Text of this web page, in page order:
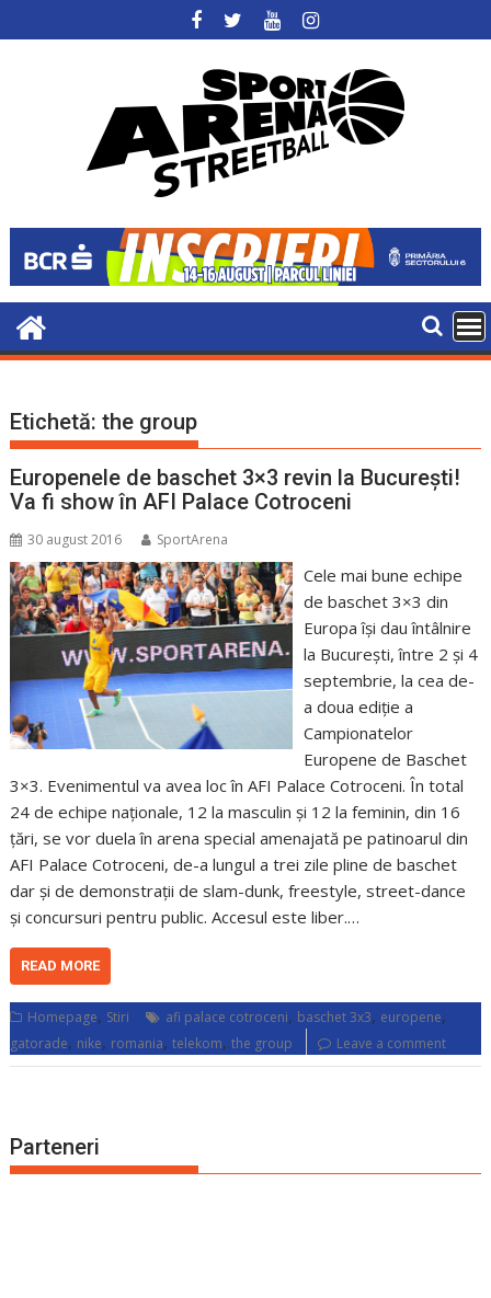
to
Etichetă:the group
Europenele de baschet 3×3 revin la București!
Va fi show în AFI Palace Cotroceni
30 august 2016 SportArena
Cele mai bune echipe
de baschet 3×3 din
Europa își dau întâlnire
la București, între 2 și 4
septembrie, la cea de-
a doua ediție a
Campionatelor
Europene de Baschet
3×3. Evenimentul va avea loc în AFI Palace Cotroceni. În total
24 de echipe naționale, 12 la masculin și 12 la feminin, din 16
țări, se vor duela în arena special amenajată pe patinoarul din
AFI Palace Cotroceni, de-a lungul a trei zile pline de baschet
dar și de demonstrații de slam-dunk, freestyle, street-dance
și concursuri pentru public. Accesul este liber.…
READ MORE
Homepage, Stiri afi palace cotroceni, baschet 3x3, europene,
gatorade, nike, romania,telekom,the group Leave a comment
Parteneri